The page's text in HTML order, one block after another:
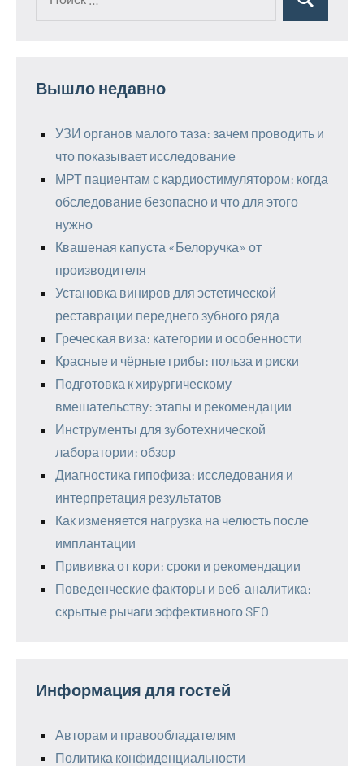
Поиск
Вышло недавно
УЗИ органов малого таза: зачем проводить и
что показывает исследование
МРТ пациентам с кардиостимулятором: когда
обследование безопасно и что для этого
нужно
Квашеная капуста «Белоручка» от
производителя
Установка виниров для эстетической
реставрации переднего зубного ряда
Греческая виза: категории и особенности
Красные и чёрные грибы: польза и риски
Подготовка к хирургическому
вмешательству: этапы и рекомендации
Инструменты для зуботехнической
лаборатории: обзор
Диагностика гипофиза: исследования и
интерпретация результатов
Как изменяется нагрузка на челюсть после
имплантации
Прививка от кори: сроки и рекомендации
Поведенческие факторы и веб-аналитика:
скрытые рычаги эффективного SEO
Информация для гостей
Авторам и правообладателям
Политика конфиденциальности